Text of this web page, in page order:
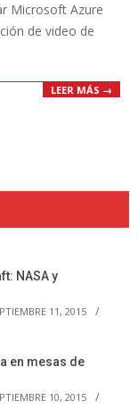
Microsoft Azure
de video de
LEER MÁS →
NASA y
11, 2015
en mesas de
10, 2015